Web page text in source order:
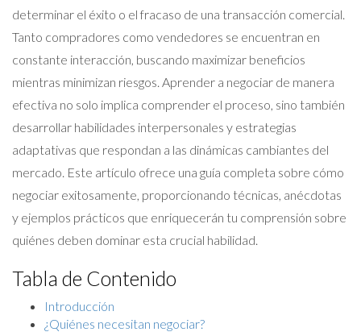
determinar el éxito o el fracaso de una transacción comercial.
Tanto compradores como vendedores se encuentran en
constante interacción, buscando maximizar beneficios
mientras minimizan riesgos. Aprender a negociar de manera
efectiva no solo implica comprender el proceso, sino también
desarrollar habilidades interpersonales y estrategias
adaptativas que respondan a las dinámicas cambiantes del
mercado. Este artículo ofrece una guía completa sobre cómo
negociar exitosamente, proporcionando técnicas, anécdotas
y ejemplos prácticos que enriquecerán tu comprensión sobre
quiénes deben dominar esta crucial habilidad.
Tabla de Contenido
Introducción
¿Quiénes necesitan negociar?